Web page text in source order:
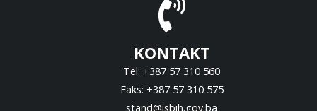
KONTAKT
Tel: +387 57 310 560
Faks: +387 57 310 575
stand@isbih.gov.ba